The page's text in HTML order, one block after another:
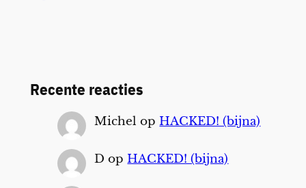
Recente reacties
Michel opHACKED! (bijna)
D opHACKED! (bijna)